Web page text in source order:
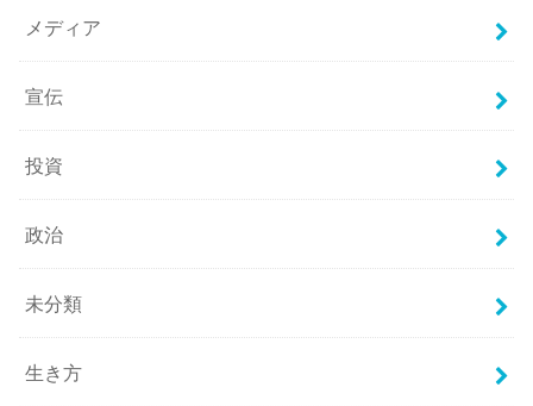
メディア
宣伝
投資
政治
未分類
生き方